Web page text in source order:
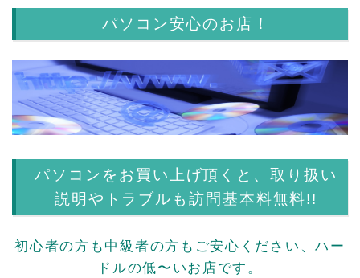
パソコン安心のお店！
パソコン をお買い上げ頂くと、取り扱い
説明やトラブルも訪問基本料無料!!
初心者の方も中級者の方もご安心ください、ハー
ドルの低〜いお店です。